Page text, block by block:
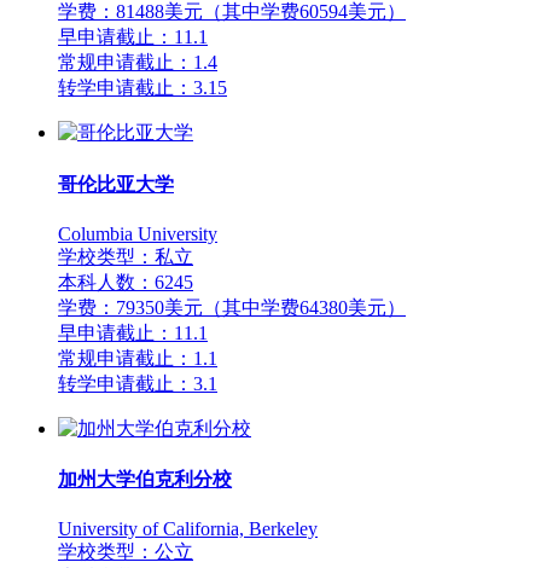
学费：81488美元（其中学费60594美元）
早申请截止：11.1
常规申请截止：1.4
转学申请截止：3.15
哥伦比亚大学
Columbia University
学校类型：私立
本科人数：6245
学费：79350美元（其中学费64380美元）
早申请截止：11.1
常规申请截止：1.1
转学申请截止：3.1
加州大学伯克利分校
University of California, Berkeley
学校类型：公立